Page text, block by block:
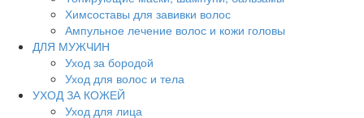
Химсоставы для завивки волос
Ампульное лечение волос и кожи головы
ДЛЯ МУЖЧИН
Уход за бородой
Уход для волос и тела
УХОД ЗА КОЖЕЙ
Уход для лица